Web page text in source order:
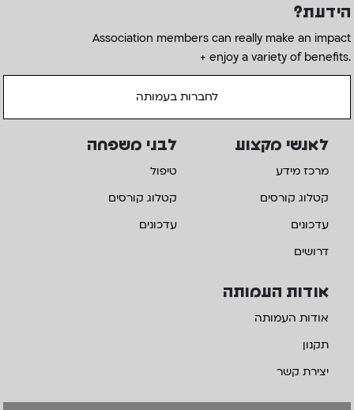
הידעת?
Association members can really make an impact
+ enjoy a variety of benefits.
לחברות בעמותה
אודות העמותה
אודות העמותה
תקנון
יצירת קשר
לאנשי מקצוע
מרכז מידע
קטלוג קורסים
עדכונים
דרושים
לבני משפחה
טיפול
קטלוג קורסים
עדכונים